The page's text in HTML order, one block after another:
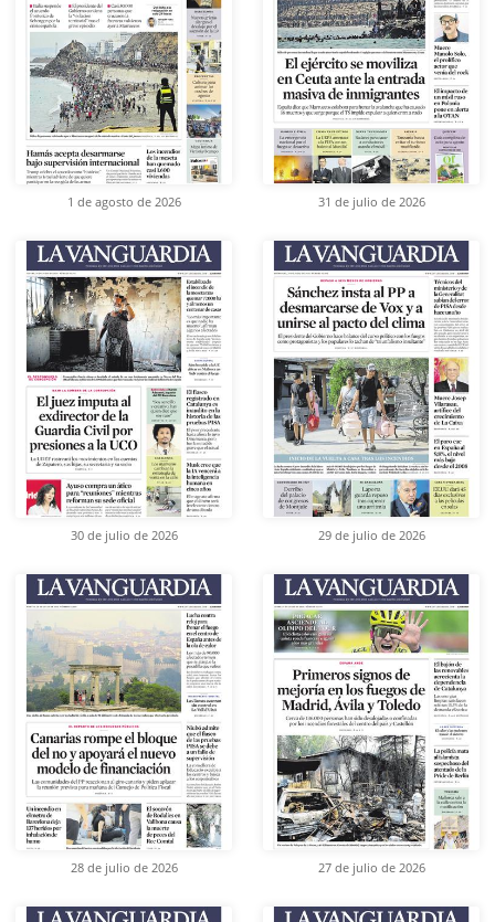
1 de agosto de 2026 31 de julio de 2026
30 de julio de 2026 29 de julio de 2026
28 de julio de 2026 27 de julio de 2026